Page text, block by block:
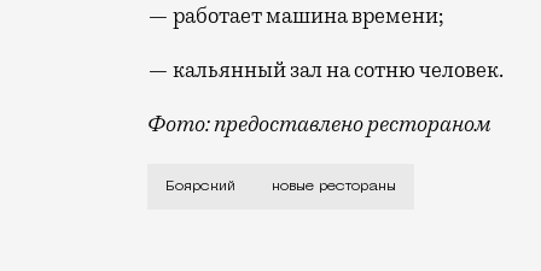
— работает машина времени;
— кальянный зал на сотню человек.
Фото: предоставлено рестораном
Ресторан «Боярский» (Даниловская
Боярский новые рестораны